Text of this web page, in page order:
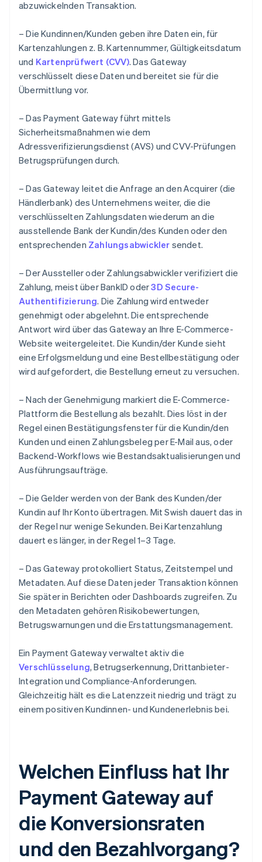
abzuwickelnden Transaktion.
– Die Kundinnen/Kunden geben ihre Daten ein, für
Kartenzahlungen z. B. Kartennummer, Gültigkeitsdatum
und Kartenprüfwert (CVV). Das Gateway
verschlüsselt diese Daten und bereitet sie für die
Übermittlung vor.
– Das Payment Gateway führt mittels
Sicherheitsmaßnahmen wie dem
Adressverifizierungsdienst (AVS) und CVV-Prüfungen
Betrugsprüfungen durch.
– Das Gateway leitet die Anfrage an den Acquirer (die
Händlerbank) des Unternehmens weiter, die die
verschlüsselten Zahlungsdaten wiederum an die
ausstellende Bank der Kundin/des Kunden oder den
entsprechenden Zahlungsabwickler sendet.
– Der Aussteller oder Zahlungsabwickler verifiziert die
Zahlung, meist über BankID oder3D Secure-
Authentifizierung. Die Zahlung wird entweder
genehmigt oder abgelehnt. Die entsprechende
Antwort wird über das Gateway an Ihre E-Commerce-
Website weitergeleitet. Die Kundin/der Kunde sieht
eine Erfolgsmeldung und eine Bestellbestätigung oder
wird aufgefordert, die Bestellung erneut zu versuchen.
– Nach der Genehmigung markiert die E-Commerce-
Plattform die Bestellung als bezahlt. Dies löst in der
Regel einen Bestätigungsfenster für die Kundin/den
Kunden und einen Zahlungsbeleg per E-Mail aus, oder
Backend-Workflows wie Bestandsaktualisierungen und
Ausführungsaufträge.
– Die Gelder werden von der Bank des Kunden/der
Kundin auf Ihr Konto übertragen. Mit Swish dauert das in
der Regel nur wenige Sekunden. Bei Kartenzahlung
dauert es länger, in der Regel 1–3 Tage.
– Das Gateway protokolliert Status, Zeitstempel und
Metadaten. Auf diese Daten jeder Transaktion können
Sie später in Berichten oder Dashboards zugreifen. Zu
den Metadaten gehören Risikobewertungen,
Betrugswarnungen und die Erstattungsmanagement.
Ein Payment Gateway verwaltet aktiv die
Verschlüsselung, Betrugserkennung, Drittanbieter-
Integration und Compliance-Anforderungen.
Gleichzeitig hält es die Latenzzeit niedrig und trägt zu
einem positiven Kundinnen- und Kundenerlebnis bei.
Welchen Einfluss hat Ihr
Payment Gateway auf
die Konversionsraten
und den Bezahlvorgang?